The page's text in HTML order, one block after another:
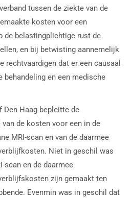
tussen de ziekte van de
kosten voor een
de belastingplichtige rust de
en bij betwisting aannemelijk
rechtvaardigen dat er een causaal
behandeling en een medische
Den Haag bepleitte de
van de kosten voor een in de
MRI-scan en van de daarmee
Niet in geschil was
scan en de daarmee
zijn gemaakt ten
Evenmin was in geschil dat